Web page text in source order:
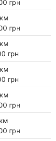
грн
грн
грн
грн
грн
грн